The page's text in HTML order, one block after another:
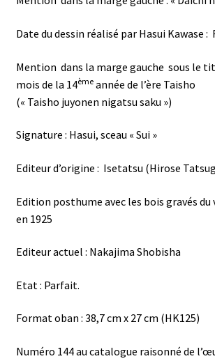
Date du dessin réalisé par Hasui Kawase :
Mention dans la marge gauche sous le
mois de la 14èmeannée de l’ère Taisho
(« Taisho juyonen nigatsu saku »)
Signature : Hasui, sceau « Sui »
Editeur d’origine : Isetatsu (Hirose
Edition posthume avec les bois gravés du
en 1925
Editeur actuel : Nakajima Shobisha
Etat : Parfait.
Format oban : 38,7 cm x 27 cm (HK125)
Numéro 144 au catalogue raisonné de